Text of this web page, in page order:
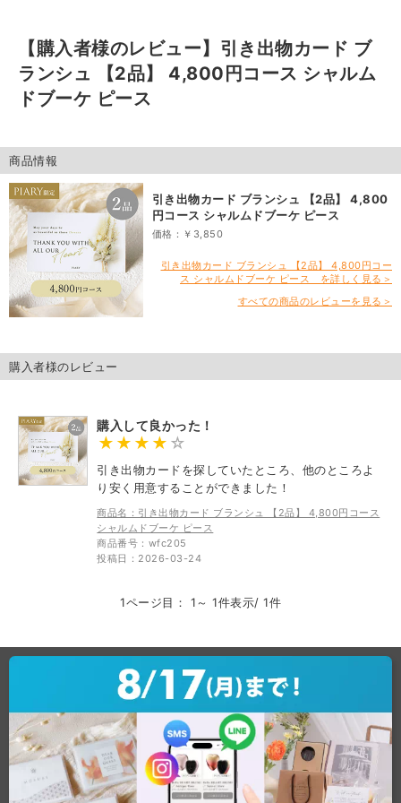
【購入者様のレビュー】 引き出物カード ブ
ランシュ 【2品】 4,800円コース シャルム
ドブーケ ピース
商品情報
引き出物カード ブランシュ 【2品】 4,800
円コース シャルムドブーケ ピース
価格：￥3,850
引き出物カード ブランシュ 【2品】 4,800円コー
ス シャルムドブーケ ピース を詳しく見る＞
すべての商品のレビューを見る＞
購入者様のレビュー
購入して良かった！
引き出物カードを探していたところ、他のところよ
り安く用意することができました！
商品名：引き出物カード ブランシュ 【2品】 4,800円コース
シャルムドブーケ ピース
商品番号：wfc205
投稿日：2026-03-24
1ページ目： 1～ 1件表示/ 1件